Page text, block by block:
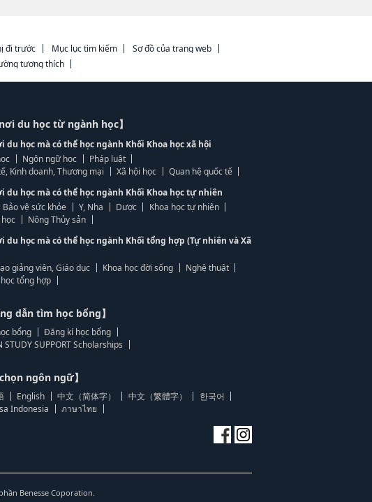
đi trước Mục lục tìm kiếm
Sơ đồ của trang web
tương thích
nơi du học từ ngành học】
du học mà có thể học ngành Khối Khoa học xã hội
Ngôn ngữ học
Pháp luật
Kinh doanh, Thương mại
Xã hội học
Quan hệ quốc tế
du học mà có thể học ngành Khối Khoa học tự nhiên
Bảo vệ sức khỏe
Y, Nha Dược
Khoa học tự nhiên
Nông Thủy sản
du học mà có thể học ngành Khối tổng hợp (Tự nhiên và Xã
giảng viên, Giáo dục
Khoa học đời sống
Nghệ thuật
tổng hợp
dẫn tìm học bổng】
bổng
Đăng kí học bổng
STUDY SUPPORT Scholarships
ngôn ngữ】
English 中文（简体字） 中文（繁體字）
한국어
Indonesia
ภาษาไทย
Benesse Coporation.